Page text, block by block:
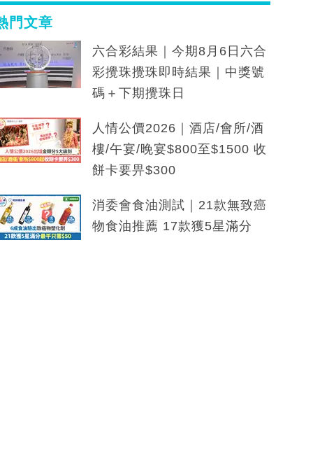
門文章
六合彩結果｜今期8月6日六合
彩攪珠攪珠即時結果｜中獎號
碼＋下期攪珠日
人情公價2026｜酒店/會所/酒
樓/午宴/晚宴$800至$1500 收
餅卡要畀$300
消委會食油測試｜21款無致癌
物食油推薦 17款獲5星滿分